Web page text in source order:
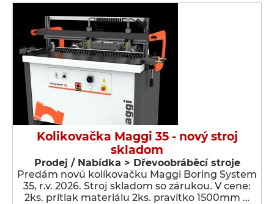
Kolikovačka Maggi 35 - nový stroj
skladom
Prodej / Nabídka > Dřevoobráběcí stroje
Predám novú kolíkovačku Maggi Boring System
35, r.v. 2026. Stroj skladom so zárukou. V cene:
2ks. prítlak materiálu 2ks. pravítko 1500mm …